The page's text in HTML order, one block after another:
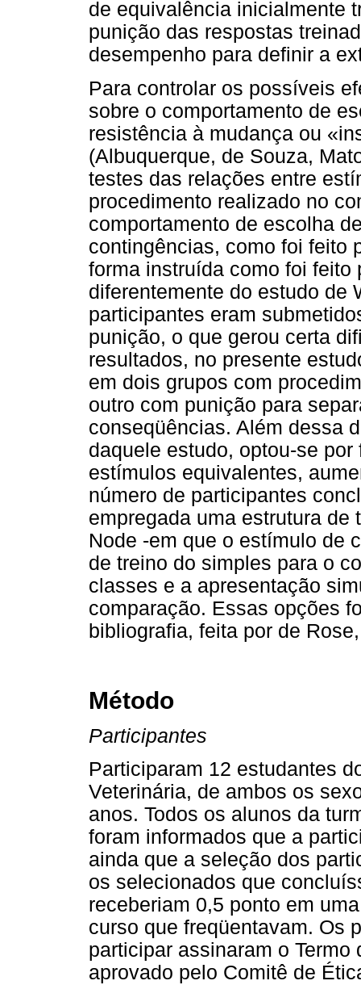
de equivalência inicialmente
punição das respostas
desempenho para definir a
Para controlar os possíveis
sobre o comportamento de
resistência à mudança ou
(Albuquerque, de Souza,
testes das relações entre
procedimento realizado no
comportamento de escolha
contingências, como foi feito
forma instruída como foi feito
diferentemente do estudo de
participantes eram
punição, o que gerou certa
resultados, no presente
em dois grupos com
outro com punição para
conseqüências. Além dessa
daquele estudo, optou-se
estímulos equivalentes,
número de participantes
empregada uma estrutura de
Node -em que o estímulo de
de treino do simples para o
classes e a apresentação
comparação. Essas opções
bibliografia, feita por de
Método
Participantes
Participaram 12 estudantes
Veterinária, de ambos os
anos. Todos os alunos da
foram informados que a
ainda que a seleção dos
os selecionados que
receberiam 0,5 ponto em
curso que freqüentavam. Os
participar assinaram o
aprovado pelo Comitê de